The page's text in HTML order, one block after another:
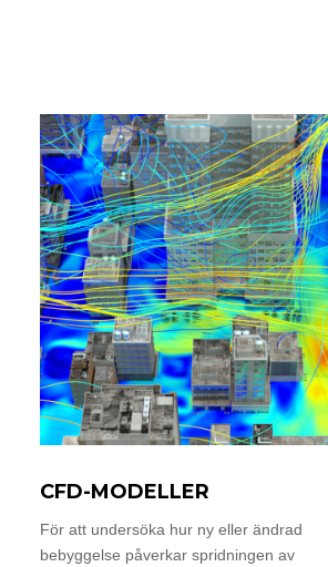
CFD-MODELLER
För att undersöka hur ny eller ändrad
bebyggelse påverkar spridningen av